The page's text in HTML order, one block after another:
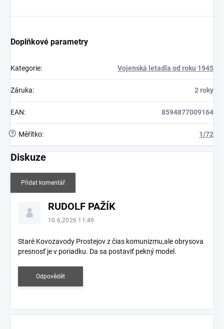
Doplňkové parametry
Kategorie: Vojenská letadla od roku 1945
Záruka: 2 roky
EAN: 8594877009164
? Měřítko: 1/72
Diskuze
Přidat komentář
z
RUDOLF PAŽÍK
10.6.2026 11:49
Staré Kovozavody Prostejov z čias komunizmu,ale obrysova
presnosť je v poriadku. Da sa postaviť pekný model.
Odpovědět